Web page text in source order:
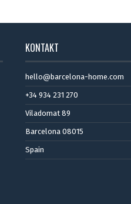
KONTAKT
hello@barcelona-home.com
+34 934 231 270
Viladomat 89
Barcelona 08015
Spain